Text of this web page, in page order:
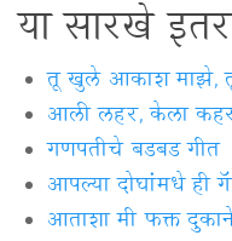
या सारखे इतर
तू खुले आकाश माझे, तू
आली लहर, केला
गणपतीचे बडबड गीत
आपल्या दोघांमधे ही
आताशा मी फक्त